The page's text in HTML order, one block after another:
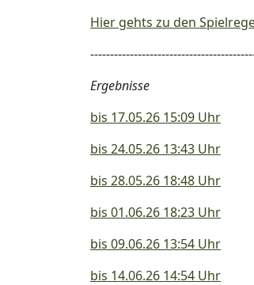
Hier gehts zu den
Ergebnisse
bis 17.05.26 15:09 Uhr
bis 24.05.26 13:43 Uhr
bis 28.05.26 18:48 Uhr
bis 01.06.26 18:23 Uhr
bis 09.06.26 13:54 Uhr
bis 14.06.26 14:54 Uhr